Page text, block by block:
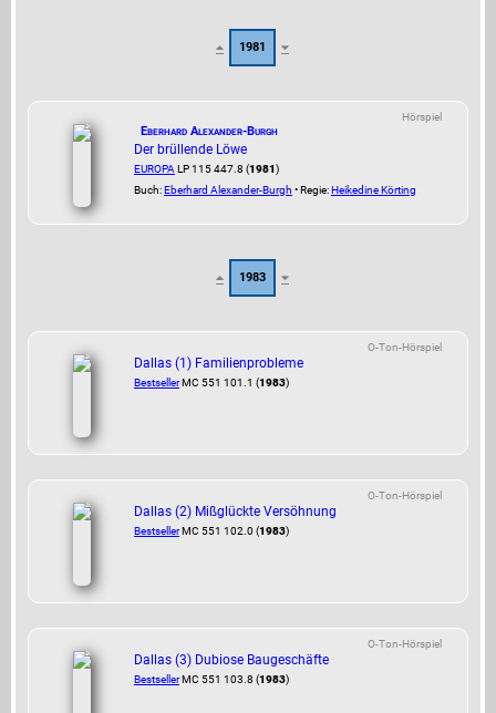
1981
Hörspiel
Eberhard Alexander-Burgh
Der brüllende Löwe
EUROPA LP 115 447.8 (1981)
Buch:Eberhard Alexander-Burgh • Regie:Heikedine Körting
1983
O-Ton-Hörspiel
Dallas (1) Familienprobleme
BestsellerMC 551 101.1 (1983)
O-Ton-Hörspiel
Dallas (2) Mißglückte Versöhnung
BestsellerMC 551 102.0 (1983)
O-Ton-Hörspiel
Dallas (3) Dubiose Baugeschäfte
BestsellerMC 551 103.8 (1983)